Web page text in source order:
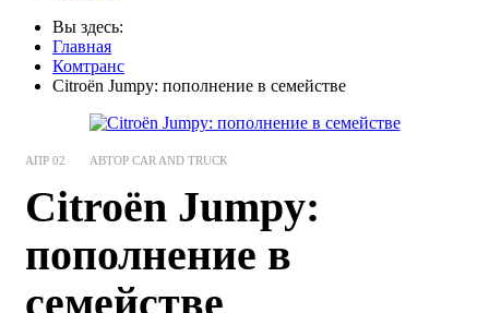
Вы здесь:
Главная
Комтранс
Citroën Jumpy: пополнение в семействе
АПР 02 АВТОР CAR AND TRUCK
Citroën Jumpy:
пополнение в
семействе